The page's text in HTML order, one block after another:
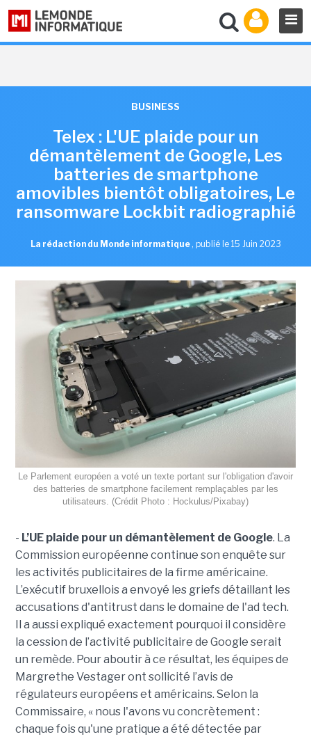
BUSINESS
Telex : L'UE plaide pour un
démantèlement de Google, Les
batteries de smartphone
amovibles bientôt obligatoires, Le
ransomware Lockbit radiographié
La rédaction du Monde informatique , publié le 15 Juin 2023
Le Parlement européen a voté un texte portant sur l'obligation d'avoir
des batteries de smartphone facilement remplaçables par les
utilisateurs. (Crédit Photo : Hockulus/Pixabay)
- L’UE plaide pour un démantèlement de Google. La
Commission européenne continue son enquête sur
les activités publicitaires de la firme américaine.
L’exécutif bruxellois a envoyé les griefs détaillant les
accusations d'antitrust dans le domaine de l'ad tech.
Il a aussi expliqué exactement pourquoi il considère
la cession de l’activité publicitaire de Google serait
un remède. Pour aboutir à ce résultat, les équipes de
Margrethe Vestager ont sollicité l’avis de
régulateurs européens et américains. Selon la
Commissaire, « nous l'avons vu concrètement :
chaque fois qu'une pratique a été détectée par